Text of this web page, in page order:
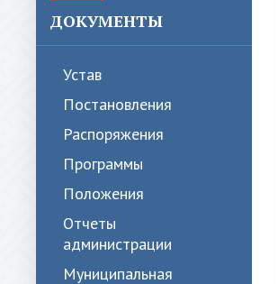
ДОКУМЕНТЫ
Устав
Постановления
Распоряжения
Программы
Положения
Отчеты
администрации
Муниципальная